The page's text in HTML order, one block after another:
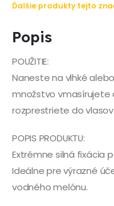
Ďalšie produkty tejto
Popis
POUŽITIE:
Naneste na vlhké
množstvo vmasírujete
rozprestriete do vlasov.
POPIS PRODUKTU:
Extrémne silná fixácia
Ideálne pre výrazné
vodného melónu.